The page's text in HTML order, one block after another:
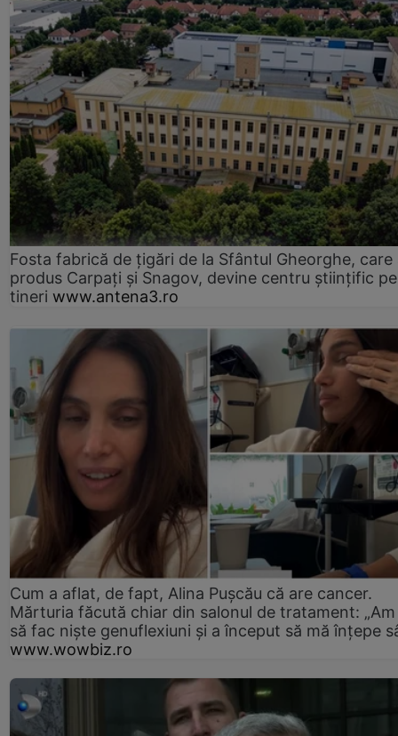
Fosta fabrică de țigări de la Sfântul Gheorghe, care
produs Carpați și Snagov, devine centru științific
tineri www.antena3.ro
Cum a aflat, de fapt, Alina Pușcău că are cancer.
Mărturia făcută chiar din salonul de tratament:
să fac niște genuflexiuni și a început să mă înțepe
www.wowbiz.ro